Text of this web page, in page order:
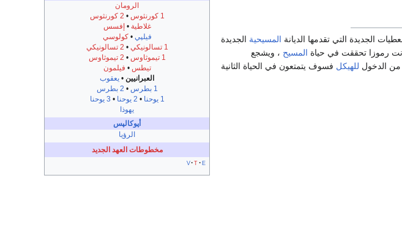
الرومان
1 كورنثوس
• 2 كورنثوس
غلاطية • إفسس
فيلپي •كولوسي
1 تسالونيكي
• 2 تسالونيكي
1 تيموثاوس
• 2 تيموثاوس
تيطس • فيلمون
العبرانيين • يعقوب
1 بطرس
• 2 بطرس
1 يوحنا
• 2 يوحنا • 3 يوحنا
يهوذا
أپوكالپس
الرؤيا
مخطوطات العهد الجديد
v t e
الجديدة التي تقدمها الديانة المسيحية الجديدة
رموزا تحققت في حياة المسيح ، ويشجع
من الدخول للهيكل فسوف يتمتعون في الحياة الثانية